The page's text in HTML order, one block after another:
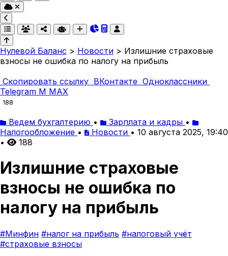
Нулевой Баланс > Новости > Излишние страховые
взносы не ошибка по налогу на прибыль
Скопировать ссылку ВКонтакте Одноклассники
Telegram M MAX
188
Ведем бухгалтерию • Зарплата и кадры •
Налогообложение • Новости • 10 августа 2025, 19:40
•
188
Излишние страховые
взносы не ошибка по
налогу на прибыль
#Минфин #налог на прибыль #налоговый учёт
#страховые взносы